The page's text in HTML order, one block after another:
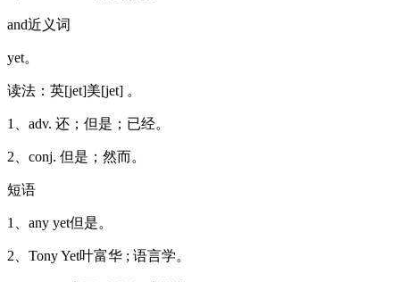
and近义词
yet。
读法：英[jet]美[jet] 。
1、adv. 还；但是；已经。
2、conj. 但是；然而。
短语
1、any yet但是。
2、Tony Yet叶富华 ; 语言学。